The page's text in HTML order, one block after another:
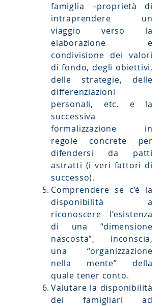
famiglia –proprietà di
intraprendere un
viaggio verso la
elaborazione e
condivisione dei valori
di fondo, degli obiettivi,
delle strategie, delle
differenziazioni
personali, etc. e la
successiva
formalizzazione in
regole concrete per
difendersi da patti
astratti (i veri fattori di
successo).
Comprendere se c’è la
disponibilità a
riconoscere l’esistenza
di una “dimensione
nascosta”, inconscia,
una “organizzazione
nella mente” della
quale tener conto.
Valutare la disponibilità
dei famigliari ad